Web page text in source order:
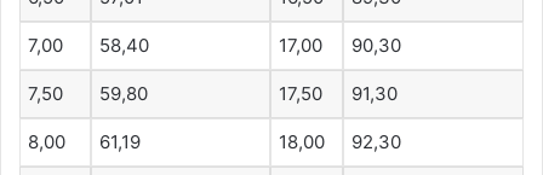
7,00 58,40 17,00 90,30
7,50 59,80 17,50 91,30
8,00 61,19 18,00 92,30